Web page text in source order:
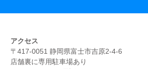
アクセス
​〒417-0051 静岡県富士市吉原2-4-6
​店舗裏に専用駐車場あり